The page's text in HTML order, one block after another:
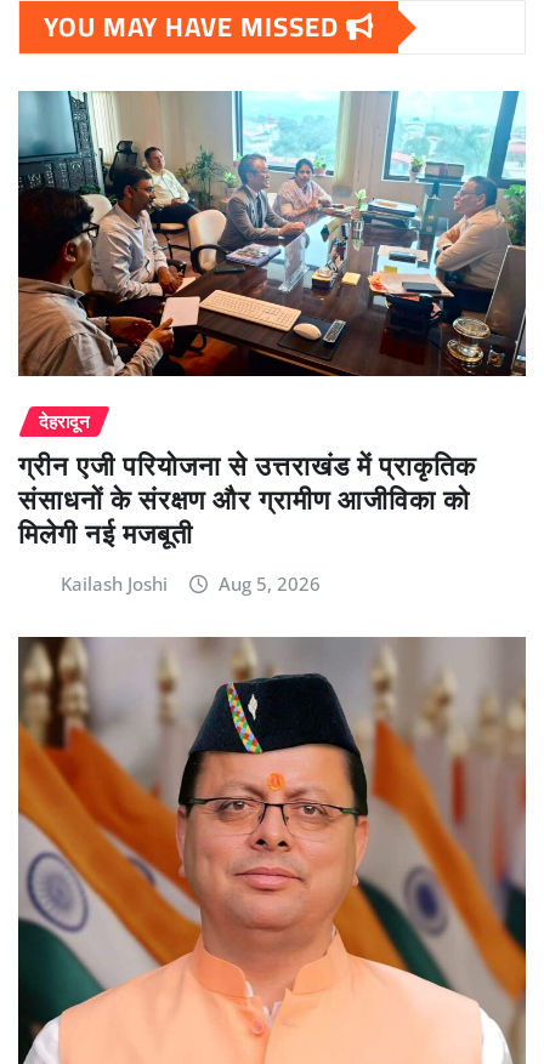
YOU MAY HAVE MISSED
देहरादून
ग्रीन एजी परियोजना से उत्तराखंड में प्राकृतिक
संसाधनों के संरक्षण और ग्रामीण आजीविका को
मिलेगी नई मजबूती
Kailash Joshi Aug 5, 2026